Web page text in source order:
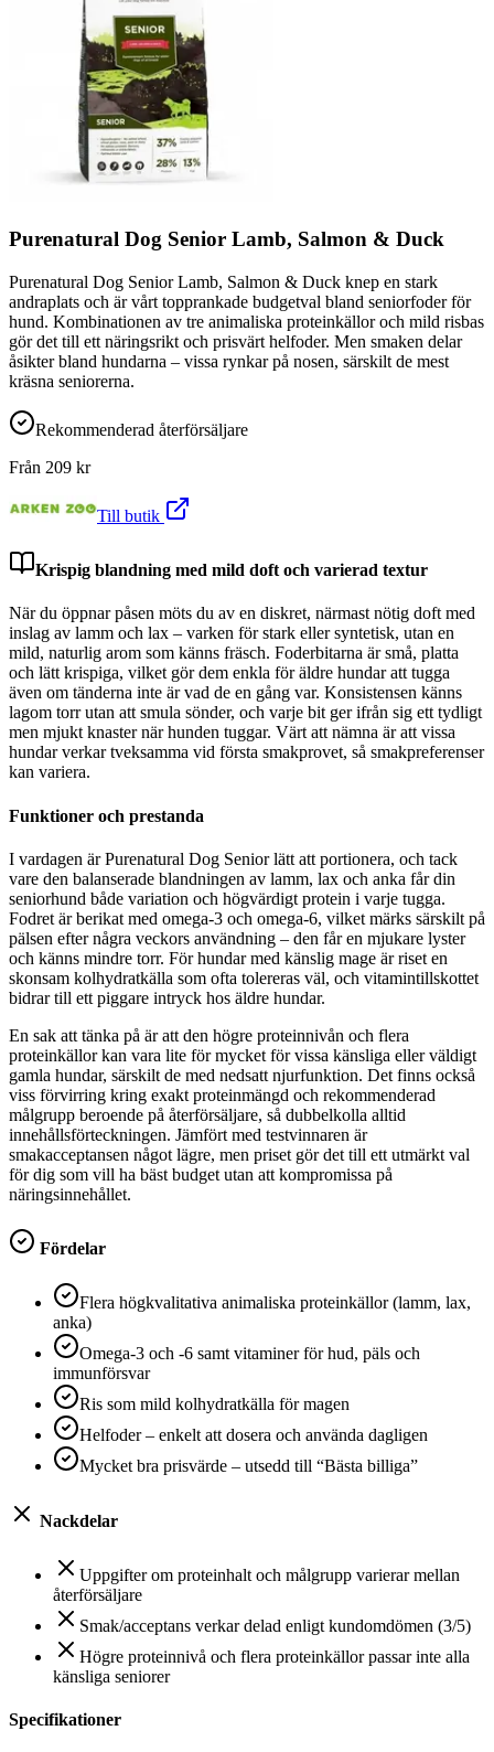
Purenatural Dog Senior Lamb, Salmon & Duck
Purenatural Dog Senior Lamb, Salmon & Duck knep en stark
andraplats och är vårt topprankade budgetval bland seniorfoder för
hund. Kombinationen av tre animaliska proteinkällor och mild risbas
gör det till ett näringsrikt och prisvärt helfoder. Men smaken delar
åsikter bland hundarna – vissa rynkar på nosen, särskilt de mest
kräsna seniorerna.
Rekommenderad återförsäljare
Från 209 kr
Till butik
Krispig blandning med mild doft och varierad textur
När du öppnar påsen möts du av en diskret, närmast nötig doft med
inslag av lamm och lax – varken för stark eller syntetisk, utan en
mild, naturlig arom som känns fräsch. Foderbitarna är små, platta
och lätt krispiga, vilket gör dem enkla för äldre hundar att tugga
även om tänderna inte är vad de en gång var. Konsistensen känns
lagom torr utan att smula sönder, och varje bit ger ifrån sig ett tydligt
men mjukt knaster när hunden tuggar. Värt att nämna är att vissa
hundar verkar tveksamma vid första smakprovet, så smakpreferenser
kan variera.
Funktioner och prestanda
I vardagen är Purenatural Dog Senior lätt att portionera, och tack
vare den balanserade blandningen av lamm, lax och anka får din
seniorhund både variation och högvärdigt protein i varje tugga.
Fodret är berikat med omega-3 och omega-6, vilket märks särskilt på
pälsen efter några veckors användning – den får en mjukare lyster
och känns mindre torr. För hundar med känslig mage är riset en
skonsam kolhydratkälla som ofta tolereras väl, och vitamintillskottet
bidrar till ett piggare intryck hos äldre hundar.
En sak att tänka på är att den högre proteinnivån och flera
proteinkällor kan vara lite för mycket för vissa känsliga eller väldigt
gamla hundar, särskilt de med nedsatt njurfunktion. Det finns också
viss förvirring kring exakt proteinmängd och rekommenderad
målgrupp beroende på återförsäljare, så dubbelkolla alltid
innehållsförteckningen. Jämfört med testvinnaren är
smakacceptansen något lägre, men priset gör det till ett utmärkt val
för dig som vill ha bäst budget utan att kompromissa på
näringsinnehållet.
Fördelar
Flera högkvalitativa animaliska proteinkällor (lamm, lax,
anka)
Omega-3 och -6 samt vitaminer för hud, päls och
immunförsvar
Ris som mild kolhydratkälla för magen
Helfoder – enkelt att dosera och använda dagligen
Mycket bra prisvärde – utsedd till “Bästa billiga”
Nackdelar
Uppgifter om proteinhalt och målgrupp varierar mellan
återförsäljare
Smak/acceptans verkar delad enligt kundomdömen (3/5)
Högre proteinnivå och flera proteinkällor passar inte alla
känsliga seniorer
Specifikationer